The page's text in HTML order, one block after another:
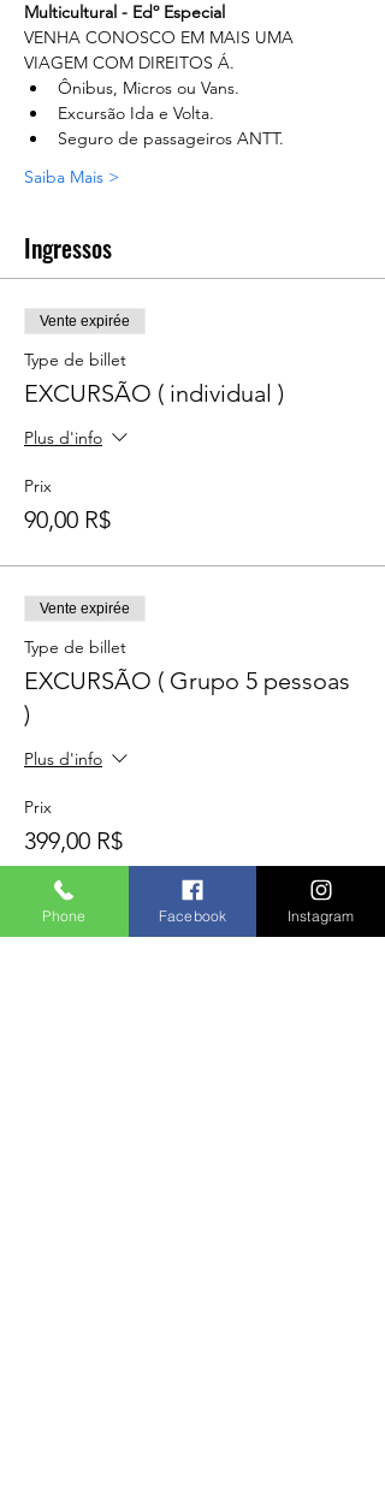
Multicultural - Edº Especial
VENHA CONOSCO EM MAIS UMA
VIAGEM COM DIREITOS Á.
Ônibus, Micros ou Vans.
Excursão Ida e Volta.
Seguro de passageiros ANTT.
Saiba Mais >
Ingressos
Vente expirée
Type de billet
EXCURSÃO ( individual )
Plus d'info
Prix
90,00 R$
Vente expirée
Type de billet
EXCURSÃO ( Grupo 5 pessoas
)
Plus d'info
Prix
399,00 R$
Phone Facebook Instagram